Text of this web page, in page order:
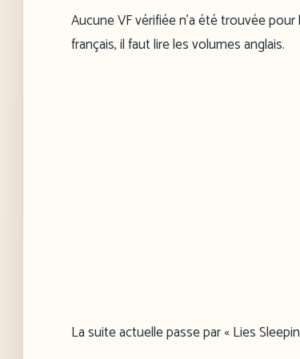
Aucune VF vérifiée n’a été trouvée
français, il faut lire les volumes anglais.
La suite actuelle passe par « Lies